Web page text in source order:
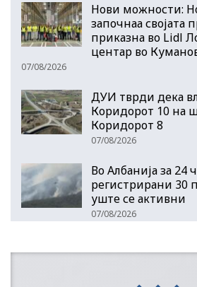
Нови можности:
започнаа својата
приказна во Lidl
центар во
07/08/2026
ДУИ тврди дека
Коридорот 10 на
Коридорот 8
07/08/2026
Во Албанија за 24
регистрирани 30
уште се активни
07/08/2026